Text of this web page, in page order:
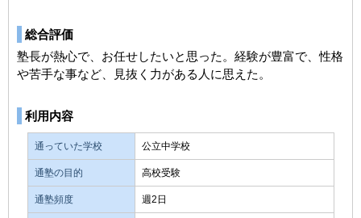
総合評価
塾長が熱心で、お任せしたいと思った。経験が豊富で、性格
や苦手な事など、見抜く力がある人に思えた。
利用内容
通っていた学校 公立中学校
通塾の目的 高校受験
通塾頻度 週2日